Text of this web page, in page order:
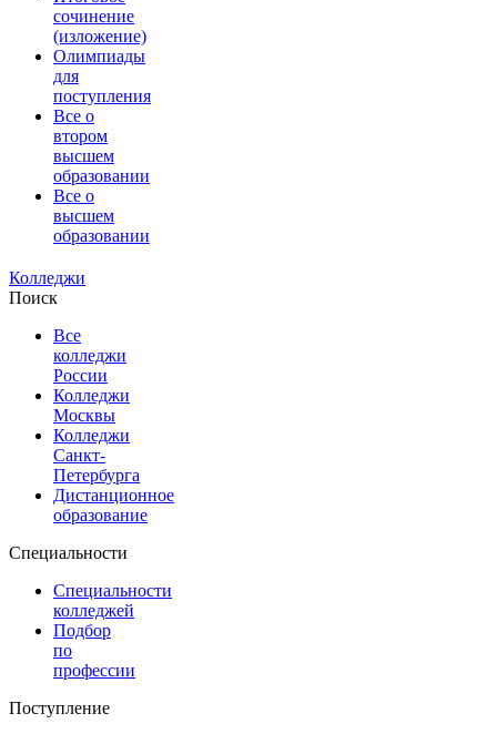
сочинение
(изложение)
Олимпиады
для
поступления
Все о
втором
высшем
образовании
Все о
высшем
образовании
Колледжи
Поиск
Все
колледжи
России
Колледжи
Москвы
Колледжи
Санкт-
Петербурга
Дистанционное
образование
Специальности
Специальности
колледжей
Подбор
по
профессии
Поступление